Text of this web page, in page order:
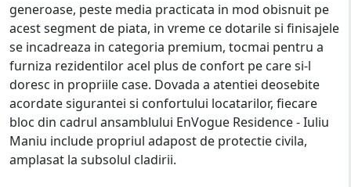
generoase, peste media practicata in mod obisnuit pe
acest segment de piata, in vreme ce dotarile si finisajele
se incadreaza in categoria premium, tocmai pentru a
furniza rezidentilor acel plus de confort pe care si-l
doresc in propriile case. Dovada a atentiei deosebite
acordate sigurantei si confortului locatarilor, fiecare
bloc din cadrul ansamblului EnVogue Residence - Iuliu
Maniu include propriul adapost de protectie civila,
amplasat la subsolul cladirii.